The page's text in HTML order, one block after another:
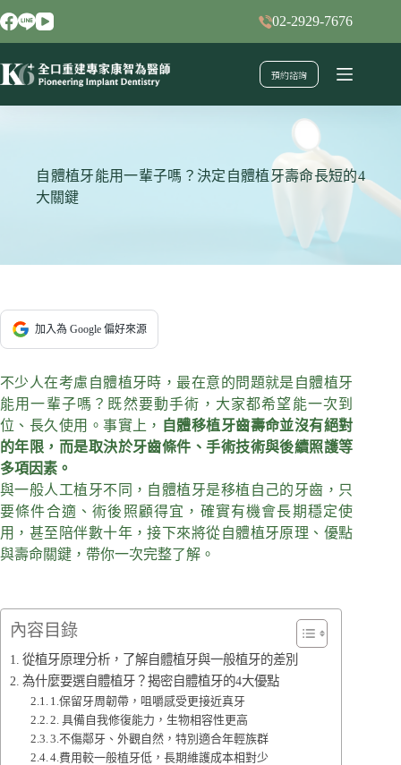
跳
至
要
02-2929-7676
預約諮詢
自體植牙能用一輩子嗎？決定自體植牙壽命長短的4
大關鍵
加入為 Google 偏好來源
不少人在考慮自體植牙時，最在意的問題就是自體植牙
能用一輩子嗎？既然要動手術，大家都希望能一次到
位、長久使用。事實上， 自體移植牙齒壽命並沒有絕對
的年限，而是取決於牙齒條件、手術技術與後續照護等
多項因素。
與一般人工植牙不同，自體植牙是移植自己的牙齒，只
要條件合適、術後照顧得宜，確實有機會長期穩定使
用，甚至陪伴數十年，接下來將從自體植牙原理、優點
與壽命關鍵，帶你一次完整了解。
內容目錄
從植牙原理分析，了解自體植牙與一般植牙的差別
為什麼要選自體植牙？揭密自體植牙的4大優點
1.保留牙周韌帶，咀嚼感受更接近真牙
2. 具備自我修復能力，生物相容性更高
3.不傷鄰牙、外觀自然，特別適合年輕族群
4.費用較一般植牙低，長期維護成本相對少